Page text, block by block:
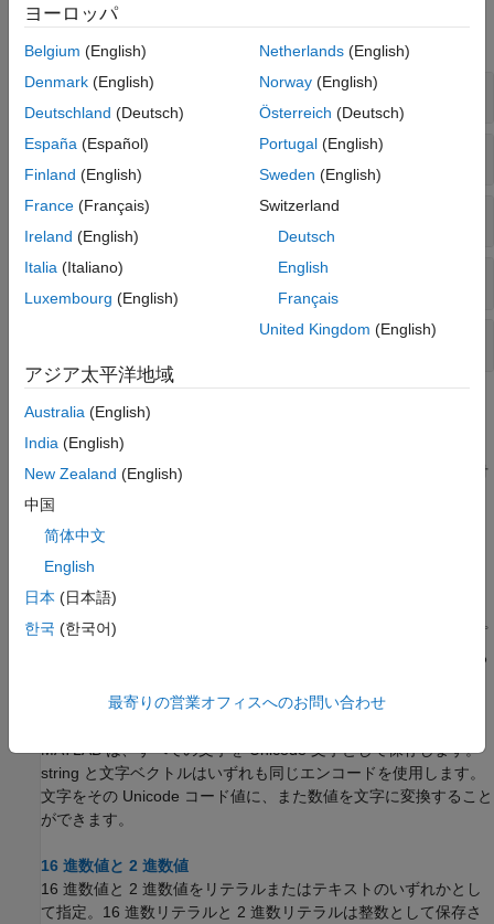
時系列
数値とテキスト
16 進数と 2 進数
日付と時刻
Categorical 配列、table および timetable
トピック
テキストの数値への変換
テキストを数値の配列に変換。テキストは、浮動小数点値、日付
と時刻、16 進数と 2 進数を表すことができます。テキストが日
付と時刻を表す場合は、テキストを datetime 値または duration
値に変換できます。
数値のテキストへの変換
数値をテキストに変換。テキストは、浮動小数点値 (指数表記の
有無を問わず)、16 進数または 2 進数を表すことができます。プ
ロットのラベルまたはタイトルなどのテキストに数値を追加する
MATLAB は、すべての文字を Unicode 文字として保存します。
string と文字ベクトルはいずれも同じエンコードを使用します。
文字をその Unicode コード値に、また数値を文字に変換すること
ができます。
16 進数値と 2 進数値
16 進数値と 2 進数値をリテラルまたはテキストのいずれかとし
て指定。16 進数リテラルと 2 進数リテラルは整数として保存さ
ヨーロッパ
Belgium (English)
Denmark (English)
Deutschland (Deutsch)
España (Español)
Finland (English)
France (Français)
Ireland (English)
Italia (Italiano)
Luxembourg (English)
Netherlands(English)
Norway(English)
Österreich (Deutsch)
Portugal(English)
Sweden (English)
Switzerland
Deutsch
English
Français
United Kingdom (English)
アジア太平洋地域
Australia (English)
India (English)
New Zealand (English)
中国
简体中文
English
日本 (日本語)
한국 (한국어)
最寄りの営業オフィスへのお問い合わせ